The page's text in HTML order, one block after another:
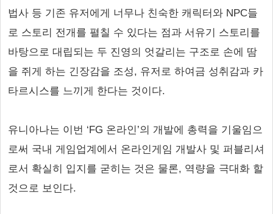
법사 등 기존 유저에게 너무나 친숙한 캐릭터와 NPC들
로 스토리 전개를 펼칠 수 있다는 점과 서유기 스토리를
바탕으로 대립되는 두 진영의 엇갈리는 구조로 손에 땀
을 쥐게 하는 긴장감을 조성, 유저로 하여금 성취감과 카
타르시스를 느끼게 한다는 것이다.
유니아나는 이번 ‘FG 온라인’의 개발에 총력을 기울임으
로써 국내 게임업계에서 온라인게임 개발사 및 퍼블리셔
로서 확실히 입지를 굳히는 것은 물론, 역량을 극대화 할
것으로 보인다.